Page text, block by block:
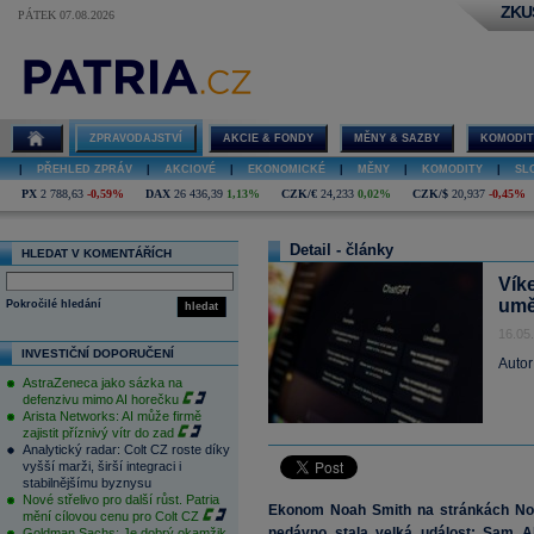
PÁTEK 07.08.2026
ZPRAVODAJSTVÍ AKCIE & FONDY MĚNY & SAZBY
PŘEHLED ZPRÁV AKCIOVÉ EKONOMICKÉ MĚNY KOMODITY
PX 2 788,63 -0,59% DAX 26 436,39 1,13% CZK/€ 24,233 0,02% CZK/$ 20,937 -0,45%
HLEDAT V KOMENTÁŘÍCH
hledat
Pokročilé hledání
INVESTIČNÍ DOPORUČENÍ
AstraZeneca jako sázka na
defenzivu mimo AI horečku
Arista Networks: AI může firmě
zajistit příznivý vítr do zad
Analytický radar: Colt CZ roste díky
vyšší marži, širší integraci i
stabilnějšímu byznysu
Nové střelivo pro další růst. Patria
mění cílovou cenu pro Colt CZ
Detail - články
Ekonom Noah Smith na stránkách